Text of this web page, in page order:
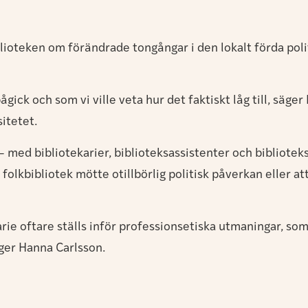
om förändrade tongångar i den lokalt förda
och som vi ville veta hur det faktiskt låg till,
med bibliotekarier, biblioteksassistenter och
mötte otillbörlig politisk påverkan eller
oftare ställs inför professionsetiska utmaningar,
Hanna Carlsson.